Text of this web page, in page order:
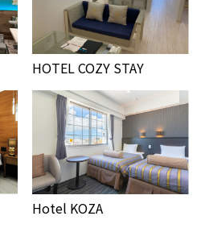
HOTEL COZY STAY
Hotel KOZA